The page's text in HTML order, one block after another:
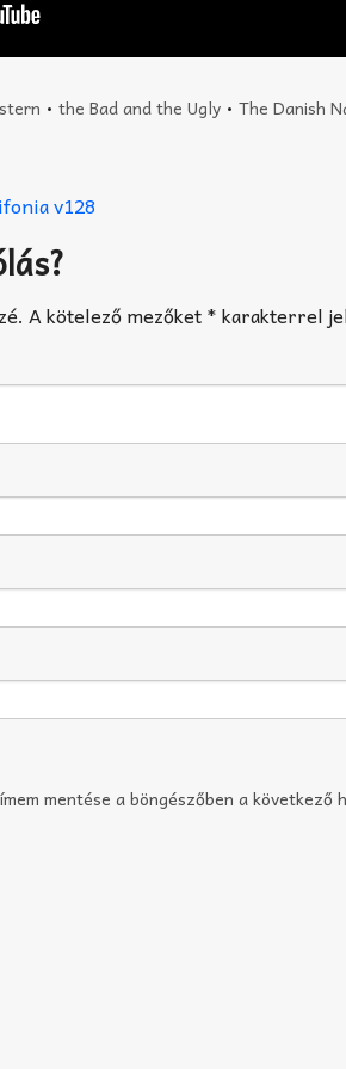
• the Bad and the Ugly• The Danish
v128
A kötelező mezőket*karakterrel
mentése a böngészőben a következő